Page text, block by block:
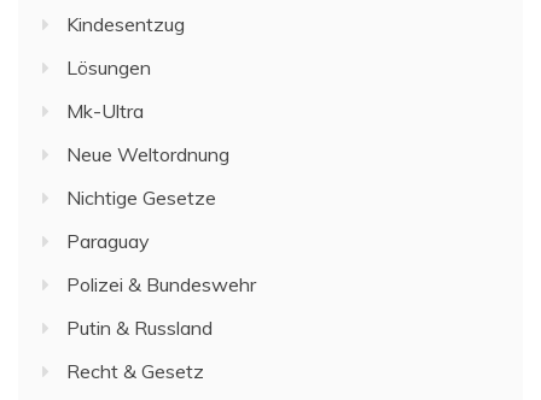
Kindesentzug
Lösungen
Mk-Ultra
Neue Weltordnung
Nichtige Gesetze
Paraguay
Polizei & Bundeswehr
Putin & Russland
Recht & Gesetz